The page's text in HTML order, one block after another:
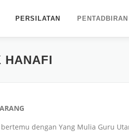
PERSILATAN
HANAFI
dengan Yang Mulia Guru